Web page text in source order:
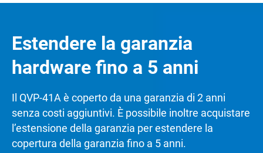
Estendere la garanzia
hardware fino a 5 anni
Il QVP-41A è coperto da una garanzia di 2 anni
senza costi aggiuntivi. È possibile inoltre acquistare
l’estensione della garanzia per estendere la
copertura della garanzia fino a 5 anni.